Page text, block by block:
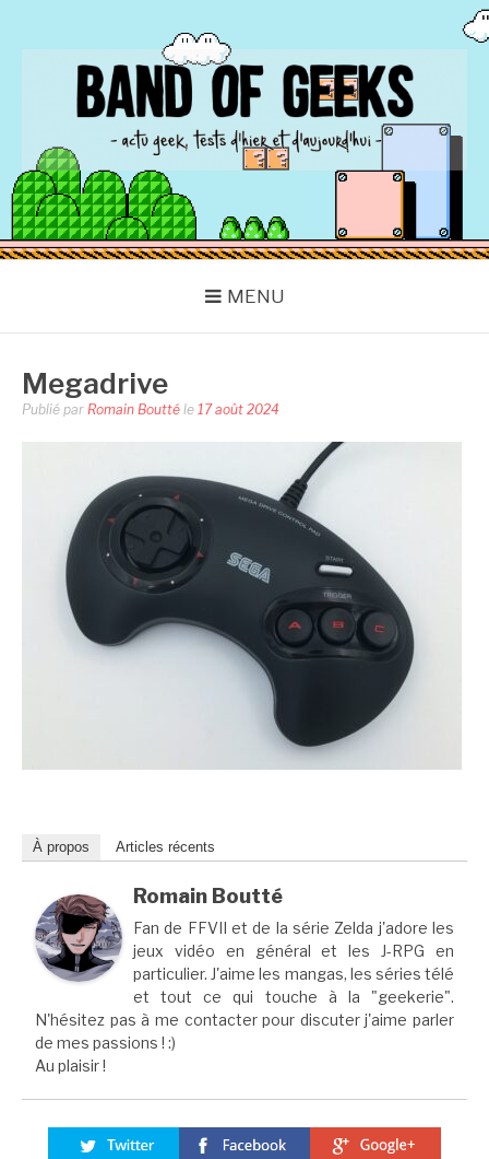
BAND OF GEEKS
Actu Geek d'hier et d'aujourd'hui
MENU
Megadrive
Publié par Romain Boutté le 17 août 2024
À propos Articles récents
Romain Boutté
Fan de FFVII et de la série Zelda j'adore les
jeux vidéo en général et les J-RPG en
particulier. J'aime les mangas, les séries télé
et tout ce qui touche à la "geekerie".
N'hésitez pas à me contacter pour discuter j'aime parler
de mes passions ! :)
Au plaisir !